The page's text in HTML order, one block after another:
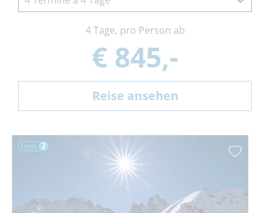
4 Tage, pro Person ab
€ 845,-
Reise ansehen